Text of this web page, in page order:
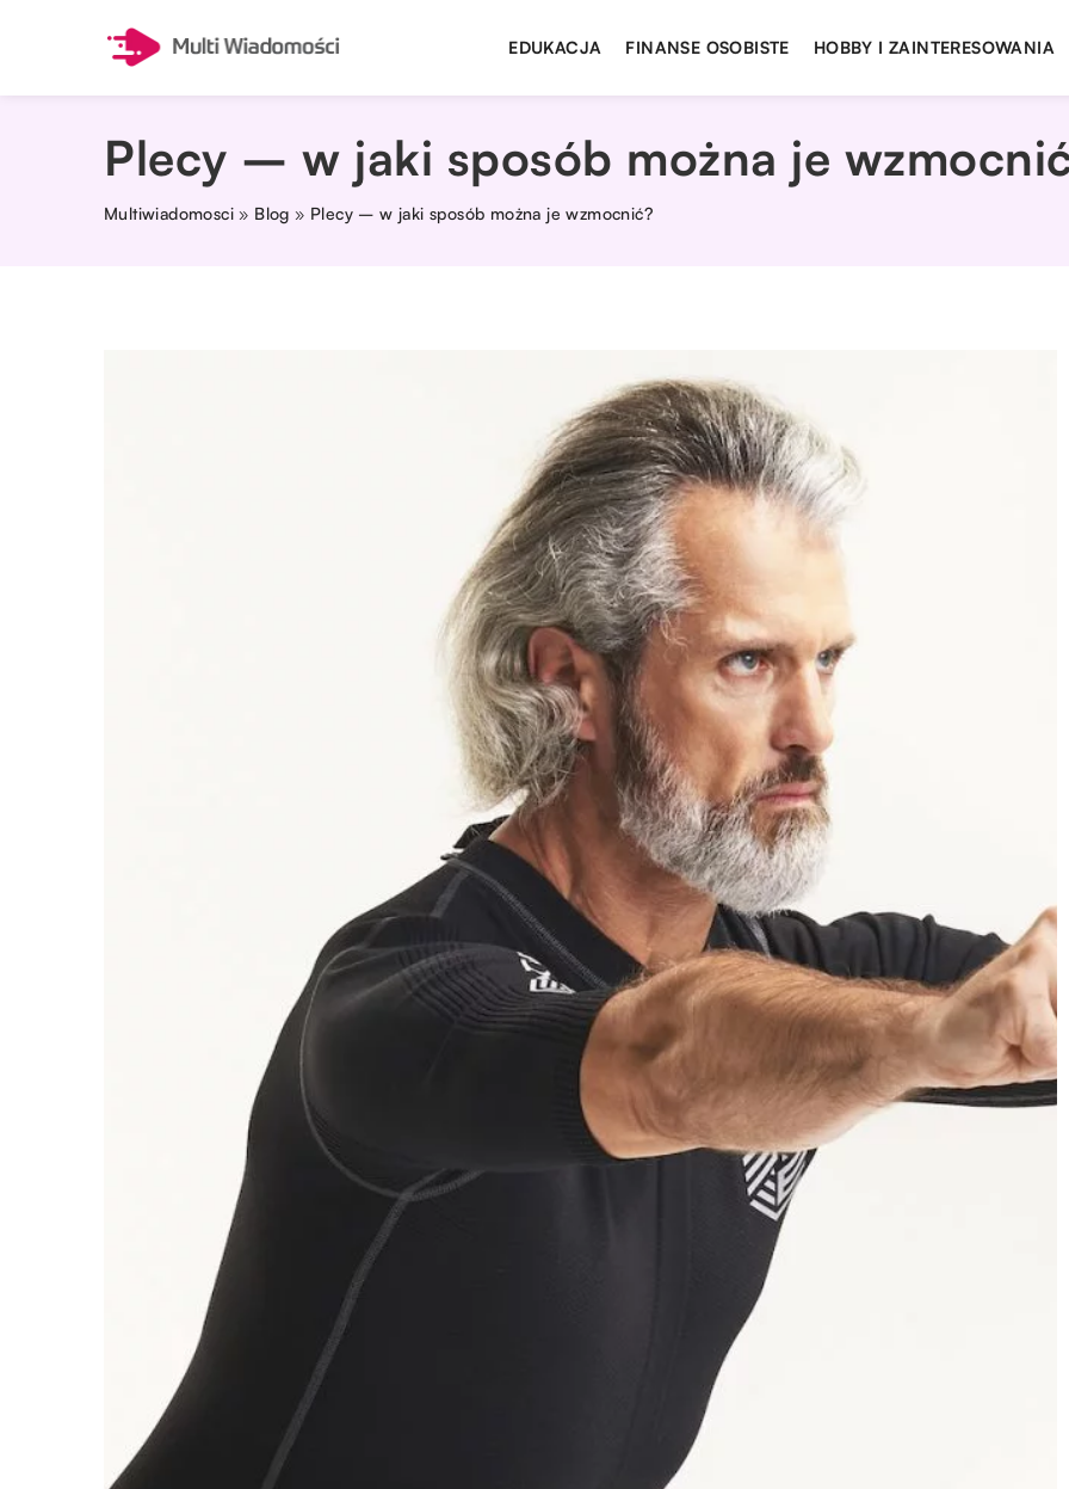
EDUKACJA FINANSE OSOBISTE HOBBY I ZAINTERESOWANIA
Plecy – w jaki sposób można je
Multiwiadomosci » Blog » Plecy – w jaki sposób można je wzmocnić?